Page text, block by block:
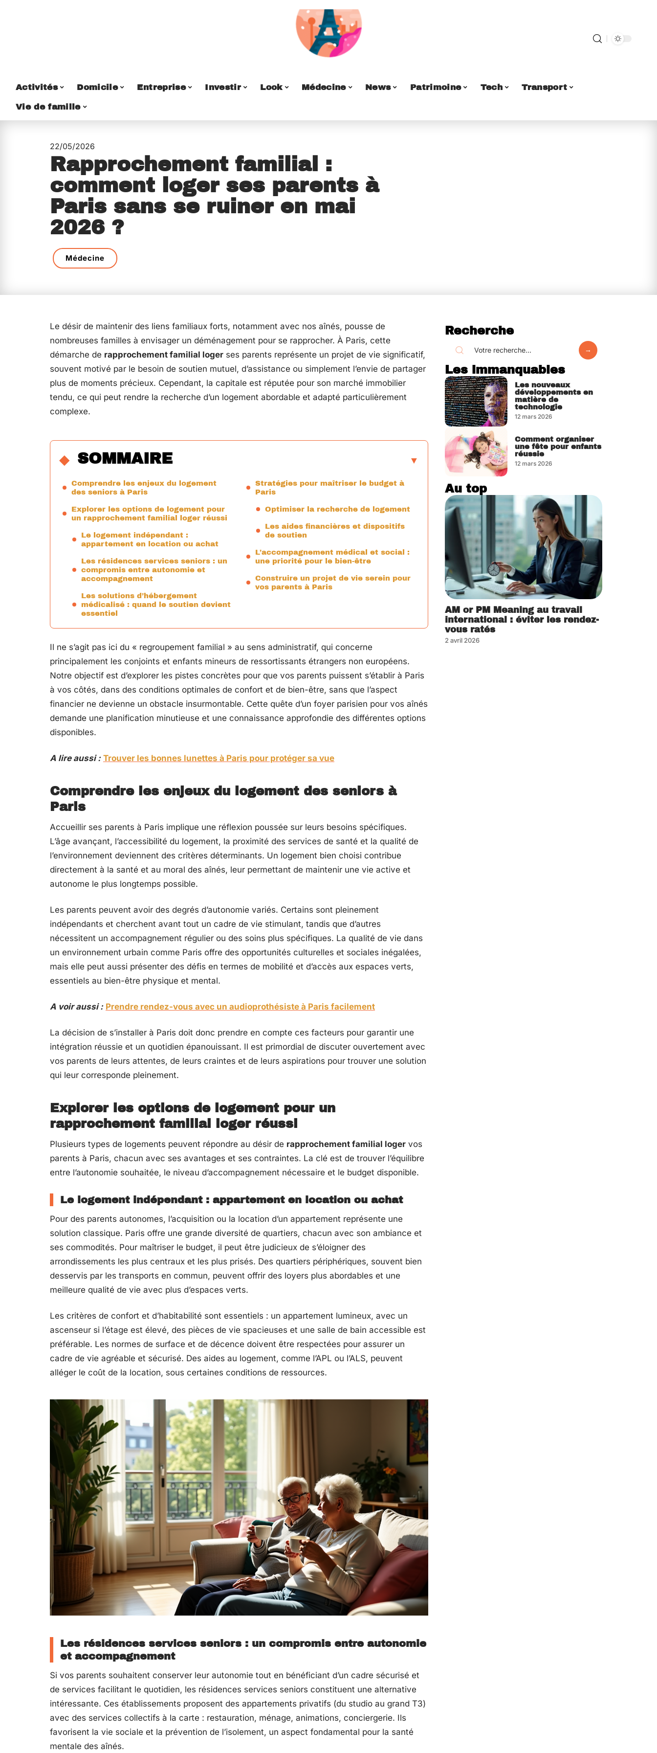
Activités Domicile Entreprise Investir Look Médecine News Patrimoine Tech Transport
Vie de famille
22/05/2026
Rapprochement familial :
comment loger ses parents à
Paris sans se ruiner en mai
2026 ?
Médecine
Le désir de maintenir des liens familiaux forts, notamment avec nos aînés, pousse de
nombreuses familles à envisager un déménagement pour se rapprocher. À Paris, cette
démarche de rapprochement familial loger ses parents représente un projet de vie significatif,
souvent motivé par le besoin de soutien mutuel, d’assistance ou simplement l’envie de partager
plus de moments précieux. Cependant, la capitale est réputée pour son marché immobilier
tendu, ce qui peut rendre la recherche d’un logement abordable et adapté particulièrement
complexe.
SOMMAIRE
Comprendre les enjeux du logement
des seniors à Paris
Explorer les options de logement pour
un rapprochement familial loger réussi
Le logement indépendant :
appartement en location ou achat
Les résidences services seniors : un
compromis entre autonomie et
accompagnement
Les solutions d’hébergement
médicalisé : quand le soutien devient
essentiel
Stratégies pour maîtriser le budget à
Paris
Optimiser la recherche de logement
Les aides financières et dispositifs
de soutien
L’accompagnement médical et social :
une priorité pour le bien-être
Construire un projet de vie serein pour
vos parents à Paris
Il ne s’agit pas ici du « regroupement familial » au sens administratif, qui concerne
principalement les conjoints et enfants mineurs de ressortissants étrangers non européens.
Notre objectif est d’explorer les pistes concrètes pour que vos parents puissent s’établir à Paris
à vos côtés, dans des conditions optimales de confort et de bien-être, sans que l’aspect
financier ne devienne un obstacle insurmontable. Cette quête d’un foyer parisien pour vos aînés
demande une planification minutieuse et une connaissance approfondie des différentes options
disponibles.
A lire aussi : Trouver les bonnes lunettes à Paris pour protéger sa vue
Comprendre les enjeux du logement des seniors à
Paris
Accueillir ses parents à Paris implique une réflexion poussée sur leurs besoins spécifiques.
L’âge avançant, l’accessibilité du logement, la proximité des services de santé et la qualité de
l’environnement deviennent des critères déterminants. Un logement bien choisi contribue
directement à la santé et au moral des aînés, leur permettant de maintenir une vie active et
autonome le plus longtemps possible.
Les parents peuvent avoir des degrés d’autonomie variés. Certains sont pleinement
indépendants et cherchent avant tout un cadre de vie stimulant, tandis que d’autres
nécessitent un accompagnement régulier ou des soins plus spécifiques. La qualité de vie dans
un environnement urbain comme Paris offre des opportunités culturelles et sociales inégalées,
mais elle peut aussi présenter des défis en termes de mobilité et d’accès aux espaces verts,
essentiels au bien-être physique et mental.
A voir aussi : Prendre rendez-vous avec un audioprothésiste à Paris facilement
La décision de s’installer à Paris doit donc prendre en compte ces facteurs pour garantir une
intégration réussie et un quotidien épanouissant. Il est primordial de discuter ouvertement avec
vos parents de leurs attentes, de leurs craintes et de leurs aspirations pour trouver une solution
qui leur corresponde pleinement.
Explorer les options de logement pour un
rapprochement familial loger réussi
Plusieurs types de logements peuvent répondre au désir de rapprochement familial loger vos
parents à Paris, chacun avec ses avantages et ses contraintes. La clé est de trouver l’équilibre
entre l’autonomie souhaitée, le niveau d’accompagnement nécessaire et le budget disponible.
Le logement indépendant : appartement en location ou achat
Pour des parents autonomes, l’acquisition ou la location d’un appartement représente une
solution classique. Paris offre une grande diversité de quartiers, chacun avec son ambiance et
ses commodités. Pour maîtriser le budget, il peut être judicieux de s’éloigner des
arrondissements les plus centraux et les plus prisés. Des quartiers périphériques, souvent bien
desservis par les transports en commun, peuvent offrir des loyers plus abordables et une
meilleure qualité de vie avec plus d’espaces verts.
Les critères de confort et d’habitabilité sont essentiels : un appartement lumineux, avec un
ascenseur si l’étage est élevé, des pièces de vie spacieuses et une salle de bain accessible est
préférable. Les normes de surface et de décence doivent être respectées pour assurer un
cadre de vie agréable et sécurisé. Des aides au logement, comme l’APL ou l’ALS, peuvent
alléger le coût de la location, sous certaines conditions de ressources.
Les résidences services seniors : un compromis entre autonomie
et accompagnement
Si vos parents souhaitent conserver leur autonomie tout en bénéficiant d’un cadre sécurisé et
de services facilitant le quotidien, les résidences services seniors constituent une alternative
intéressante. Ces établissements proposent des appartements privatifs (du studio au grand T3)
avec des services collectifs à la carte : restauration, ménage, animations, conciergerie. Ils
favorisent la vie sociale et la prévention de l’isolement, un aspect fondamental pour la santé
mentale des aînés.
Recherche
Les immanquables
Les nouveaux
développements en
matière de
technologie
12 mars 2026
Comment organiser
une fête pour enfants
réussie
12 mars 2026
Au top
AM or PM Meaning au travail
international : éviter les rendez-
vous ratés
2 avril 2026